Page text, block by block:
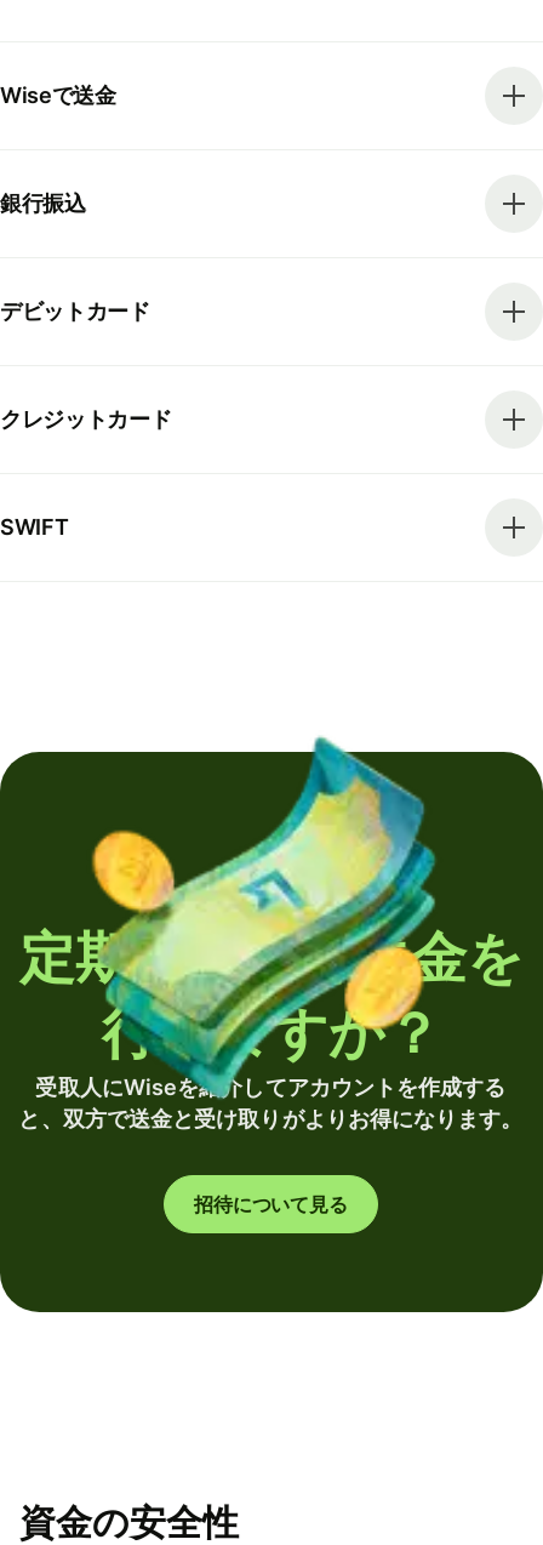
Wiseで送金
銀行振込
デビットカード
クレジットカード
SWIFT
定期的に海外送金を
行いますか？
受取人にWiseを紹介してアカウントを作成する
と、双方で送金と受け取りがよりお得になります。
招待について見る
資金の安全性